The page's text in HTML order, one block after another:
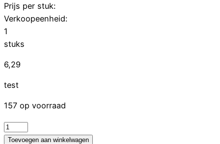
Prijs per stuk:
Verkoopeenheid:
1
stuks
6,29
test
157 op voorraad
test
aantal
Toevoegen aan winkelwagen